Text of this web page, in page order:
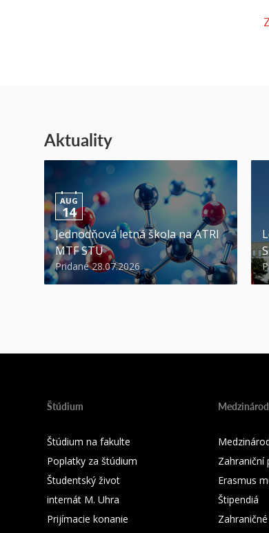
Aktuality
AUG
14
Jednodňová letná škola na ATRI
MTF STU
Pridané 28.07.2026
Štúdium
Štúdium na fakulte
Poplatky za štúdium
Študentský život
internát M. Uhra
Prijímacie konanie
Zahraniční
Erasmus
Štipendiá